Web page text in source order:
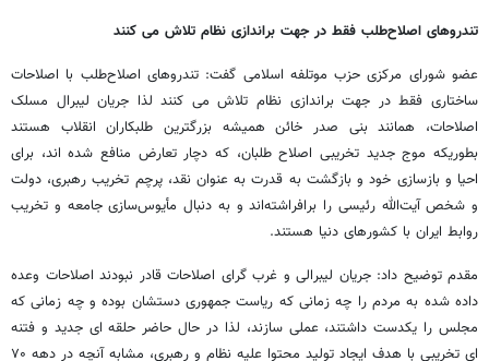
تندروهای اصلاح‌طلب فقط در جهت براندازی نظام تلاش می کنند
عضو شورای مرکزی حزب موتلفه اسلامی گفت: تندروهای اصلاح‌طلب با اصلاحات
ساختاری فقط در جهت براندازی نظام تلاش می کنند لذا جریان لیبرال مسلک
اصلاحات، همانند بنی صدر خائن همیشه بزرگترین طلبکاران انقلاب هستند
بطوریکه موج جدید تخریبی اصلاح طلبان، که دچار تعارض منافع شده اند، برای
احیا و بازسازی خود و بازگشت به قدرت به عنوان نقد، پرچم تخریب رهبری، دولت
و شخص آیت‌الله رئیسی را برافراشته‌اند و به دنبال مأیوس‌سازی جامعه و تخریب
روابط ایران با کشورهای دنیا هستند.
مقدم توضیح داد: جریان لیبرالی و غرب گرای اصلاحات قادر نبودند اصلاحات وعده
داده شده به مردم را چه زمانی که ریاست جمهوری دستشان بوده و چه زمانی که
مجلس را یکدست داشتند، عملی سازند، لذا در حال حاضر حلقه ای جدید و فتنه
ای تخریبی با هدف ایجاد تولید محتوا علیه نظام و رهبری، مشابه آنچه در دهه ۷۰